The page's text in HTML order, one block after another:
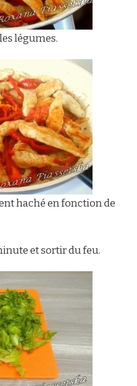
légumes.
haché en fonction de
et sortir du feu.